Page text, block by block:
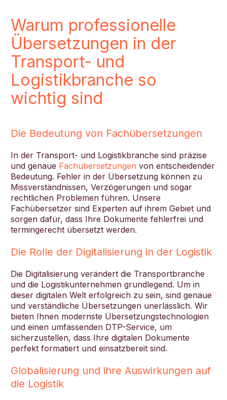
Warum professionelle
Übersetzungen in der
Transport- und
Logistikbranche so
wichtig sind
Die Bedeutung von Fachübersetzungen
In der Transport- und Logistikbranche sind präzise
und genaue Fachübersetzungen von entscheidender
Bedeutung. Fehler in der Übersetzung können zu
Missverständnissen, Verzögerungen und sogar
rechtlichen Problemen führen. Unsere
Fachübersetzer sind Experten auf ihrem Gebiet und
sorgen dafür, dass Ihre Dokumente fehlerfrei und
termingerecht übersetzt werden.
Die Rolle der Digitalisierung in der Logistik
Die Digitalisierung verändert die Transportbranche
und die Logistikunternehmen grundlegend. Um in
dieser digitalen Welt erfolgreich zu sein, sind genaue
und verständliche Übersetzungen unerlässlich. Wir
bieten Ihnen modernste Übersetzungstechnologien
und einen umfassenden DTP-Service, um
sicherzustellen, dass Ihre digitalen Dokumente
perfekt formatiert und einsatzbereit sind.
Globalisierung und ihre Auswirkungen auf
die Logistik